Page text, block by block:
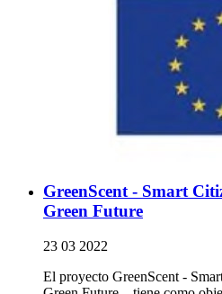
GreenScent - Smart
Green Future
23 03 2022
El proyecto GreenScent -